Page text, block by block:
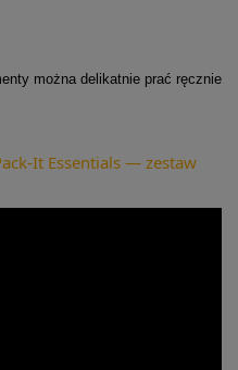
można delikatnie prać ręcznie
It Essentials — zestaw